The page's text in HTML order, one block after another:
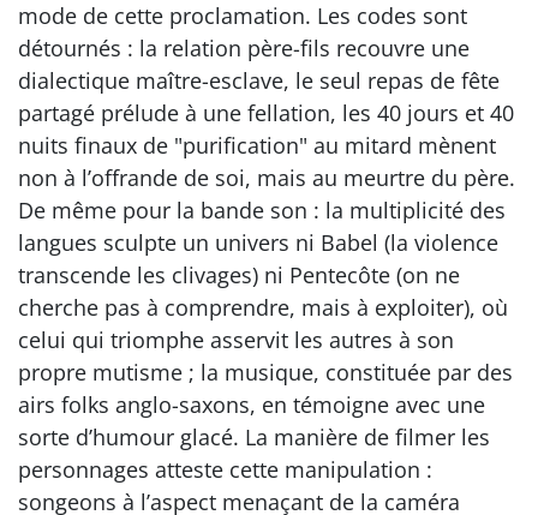
mode de cette proclamation. Les codes sont
détournés : la relation père-fils recouvre une
dialectique maître-esclave, le seul repas de fête
partagé prélude à une fellation, les 40 jours et 40
nuits finaux de "purification" au mitard mènent
non à l’offrande de soi, mais au meurtre du père.
De même pour la bande son : la multiplicité des
langues sculpte un univers ni Babel (la violence
transcende les clivages) ni Pentecôte (on ne
cherche pas à comprendre, mais à exploiter), où
celui qui triomphe asservit les autres à son
propre mutisme ; la musique, constituée par des
airs folks anglo-saxons, en témoigne avec une
sorte d’humour glacé. La manière de filmer les
personnages atteste cette manipulation :
songeons à l’aspect menaçant de la caméra